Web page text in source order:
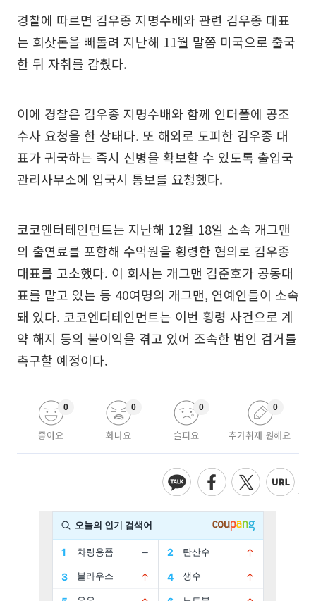
경찰에 따르면 김우종 지명수배와 관련 김우종 대표
는 회삿돈을 빼돌려 지난해 11월 말쯤 미국으로 출국
한 뒤 자취를 감췄다.
이에 경찰은 김우종 지명수배와 함께 인터폴에 공조
수사 요청을 한 상태다. 또 해외로 도피한 김우종 대
표가 귀국하는 즉시 신병을 확보할 수 있도록 출입국
관리사무소에 입국시 통보를 요청했다.
코코엔터테인먼트는 지난해 12월 18일 소속 개그맨
의 출연료를 포함해 수억원을 횡령한 혐의로 김우종
대표를 고소했다. 이 회사는 개그맨 김준호가 공동대
표를 맡고 있는 등 40여명의 개그맨, 연예인들이 소속
돼 있다. 코코엔터테인먼트는 이번 횡령 사건으로 계
약 해지 등의 불이익을 겪고 있어 조속한 범인 검거를
촉구할 예정이다.
좋아요
0
화나요
0
슬퍼요
0
추가취재 원해요
0